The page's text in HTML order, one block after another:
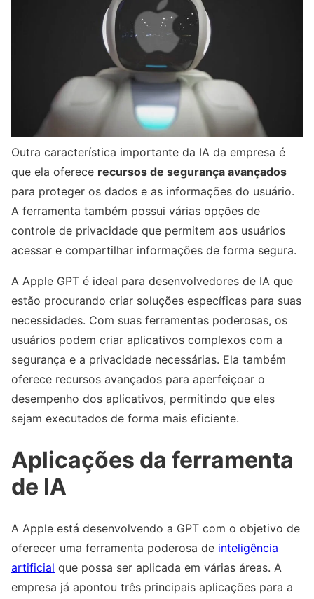
Outra característica importante da IA da empresa é
que ela oferece recursos de segurança avançados
para proteger os dados e as informações do usuário.
A ferramenta também possui várias opções de
controle de privacidade que permitem aos usuários
acessar e compartilhar informações de forma segura.
A Apple GPT é ideal para desenvolvedores de IA que
estão procurando criar soluções específicas para suas
necessidades. Com suas ferramentas poderosas, os
usuários podem criar aplicativos complexos com a
segurança e a privacidade necessárias. Ela também
oferece recursos avançados para aperfeiçoar o
desempenho dos aplicativos, permitindo que eles
sejam executados de forma mais eficiente.
Aplicações da ferramenta
de IA
A Apple está desenvolvendo a GPT com o objetivo de
oferecer uma ferramenta poderosa de inteligência
artificial que possa ser aplicada em várias áreas. A
empresa já apontou três principais aplicações para a